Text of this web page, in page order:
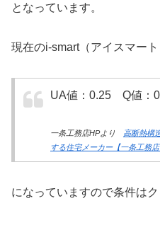
となっています。
現在のi-smart（アイスマー
UA値：0.25 Q値：
一条工務店HPより 高断熱構
する住宅メーカー【一条工務
になっていますので条件は